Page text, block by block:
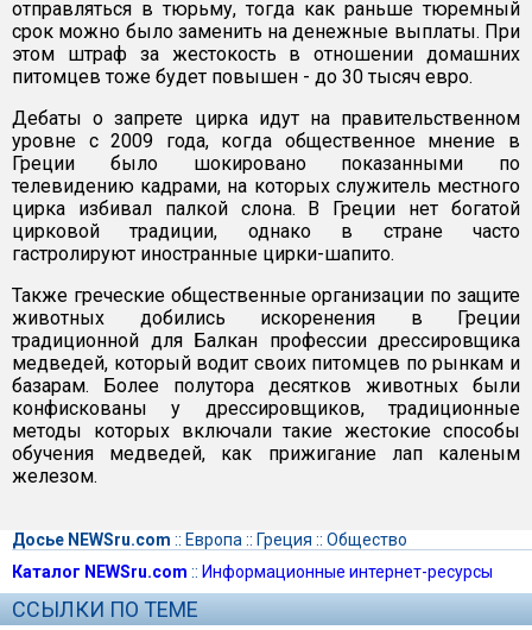
отправляться в тюрьму, тогда как раньше тюремный
срок можно было заменить на денежные выплаты. При
этом штраф за жестокость в отношении домашних
питомцев тоже будет повышен - до 30 тысяч евро.
Дебаты о запрете цирка идут на правительственном
уровне с 2009 года, когда общественное мнение в
Греции было шокировано показанными по
телевидению кадрами, на которых служитель местного
цирка избивал палкой слона. В Греции нет богатой
цирковой традиции, однако в стране часто
гастролируют иностранные цирки-шапито.
Также греческие общественные организации по защите
животных добились искоренения в Греции
традиционной для Балкан профессии дрессировщика
медведей, который водит своих питомцев по рынкам и
базарам. Более полутора десятков животных были
конфискованы у дрессировщиков, традиционные
методы которых включали такие жестокие способы
обучения медведей, как прижигание лап каленым
железом.
Досье NEWSru.com :: Европа :: Греция :: Общество
Каталог NEWSru.com :: Информационные интернет-ресурсы
ССЫЛКИ ПО ТЕМЕ